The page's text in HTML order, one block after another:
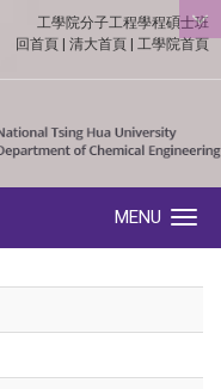
:::
工學院分子工程學程碩士班
回首頁
清大首頁 工學院首頁
MENU